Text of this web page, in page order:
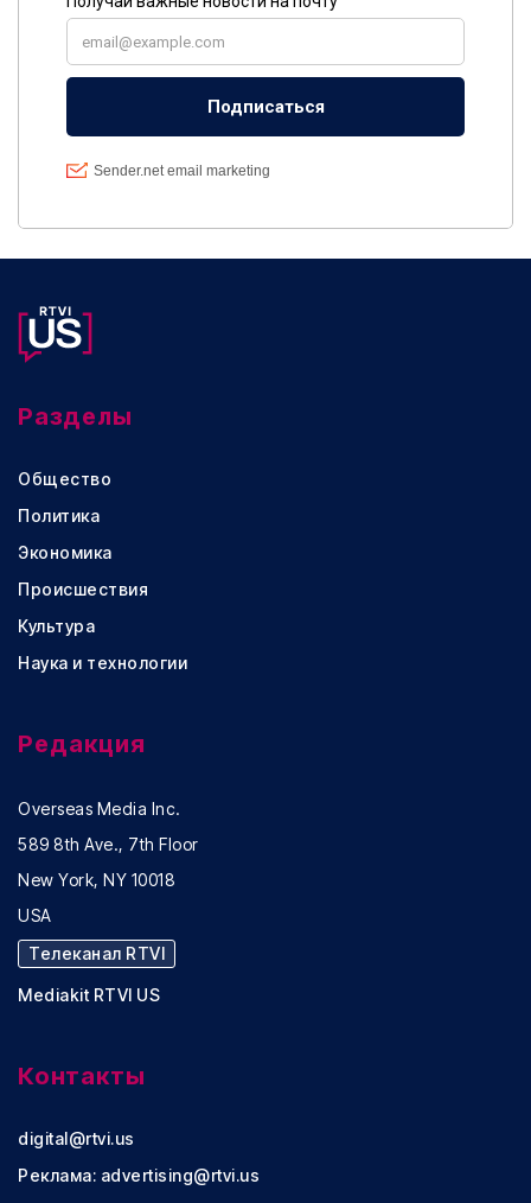
Разделы
Общество
Политика
Экономика
Происшествия
Культура
Наука и технологии
Редакция
Overseas Media Inc.
589 8th Ave., 7th Floor
New York, NY 10018
USA
Телеканал RTVI
Mediakit RTVI US
Контакты
digital@rtvi.us
Реклама: advertising@rtvi.us